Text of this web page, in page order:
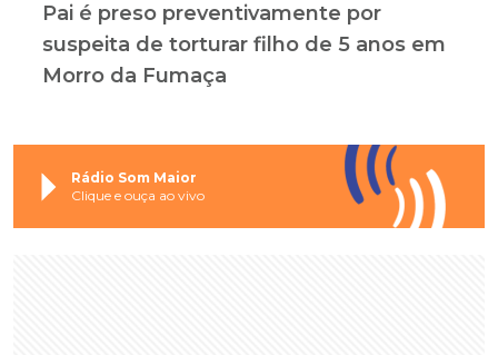
Pai é preso preventivamente por
suspeita de torturar filho de 5 anos em
Morro da Fumaça
Rádio Som Maior
Clique e ouça ao vivo